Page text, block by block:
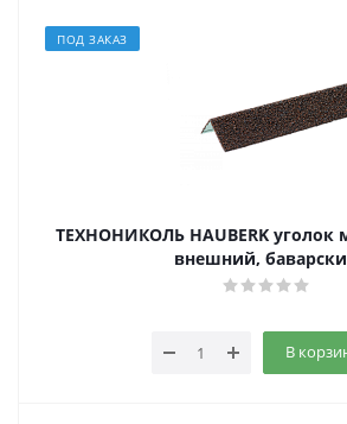
ПОД ЗАКАЗ
ТЕХНОНИКОЛЬ HAUBERK уголок
внешний,
В